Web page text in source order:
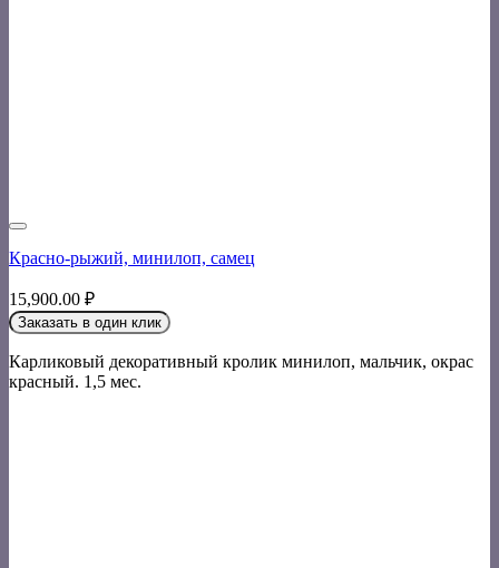
Красно-рыжий, минилоп, самец
15,900.00 ₽
Заказать в один клик
Карликовый декоративный кролик минилоп, мальчик, окрас
красный. 1,5 мес.